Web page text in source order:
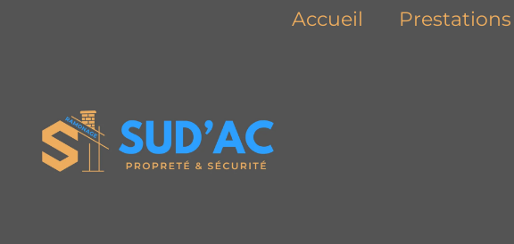
Accueil Prestations